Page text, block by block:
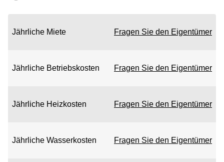
Jährliche Miete Fragen Sie den Eigentümer
Jährliche Betriebskosten Fragen Sie den Eigentümer
Jährliche Heizkosten Fragen Sie den Eigentümer
Jährliche Wasserkosten Fragen Sie den Eigentümer